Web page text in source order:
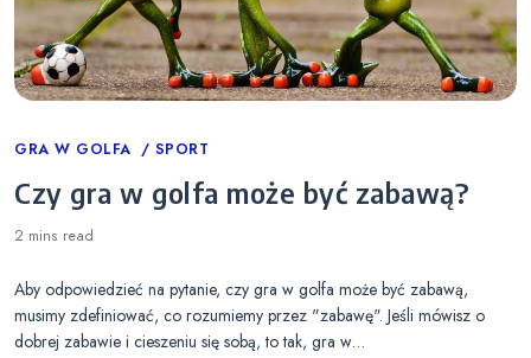
Categories
GRA W GOLFA SPORT
Czy gra w golfa może być zabawą?
2 mins read
Aby odpowiedzieć na pytanie, czy gra w golfa może być zabawą,
musimy zdefiniować, co rozumiemy przez "zabawę". Jeśli mówisz o
dobrej zabawie i cieszeniu się sobą, to tak, gra w…